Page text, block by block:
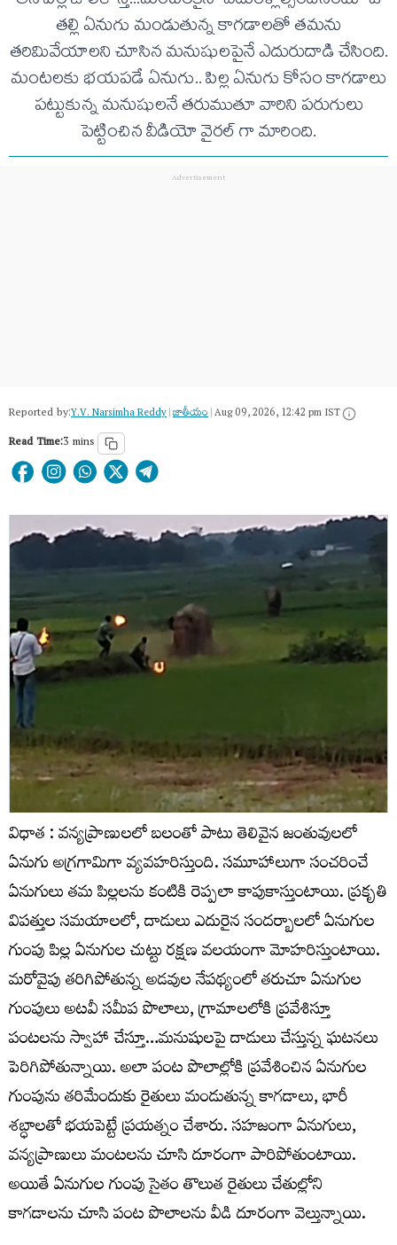
తల్లి ఏనుగు మండుతున్న కాగడాలతో తమను
తరిమివేయాలని చూసిన మనుషులపైనే ఎదురుదాడి చేసింది.
మంటలకు భయపడే ఏనుగు.. పిల్ల ఏనుగు కోసం కాగడాలు
పట్టుకున్న మనుషులనే తరుముతూ వారిని పరుగులు
పెట్టించిన వీడియో వైరల్ గా మారింది.
Reported by:Y.V. Narsimha Reddy|జాతీయం|Aug 09, 2026, 12:42 pm IST
Read Time:3 mins
విధాత : వన్యప్రాణులలో బలంతో పాటు తెలివైన జంతువులలో
ఏనుగు అగ్రగామిగా వ్యవహరిస్తుంది. సమూహాలుగా సంచరించే
ఏనుగులు తమ పిల్లలను కంటికి రెప్పలా కాపుకాస్తుంటాయి. ప్రకృతి
విపత్తుల సమయాలలో, దాడులు ఎదురైన సందర్బాలలో ఏనుగుల
గుంపు పిల్ల ఏనుగుల చుట్టు రక్షణ వలయంగా మోహరిస్తుంటాయి.
మరోవైపు తరిగిపోతున్న అడవుల నేపథ్యంలో తరుచూ ఏనుగుల
గుంపులు అటవీ సమీప పొలాలు, గ్రామాలలోకి ప్రవేశిస్తూ
పంటలను స్వాహా చేస్తూ…మనుషులపై దాడులు చేస్తున్న ఘటనలు
పెరిగిపోతున్నాయి. అలా పంట పొలాల్లోకి ప్రవేశించిన ఏనుగుల
గుంపును తరిమేందుకు రైతులు మండుతున్న కాగడాలు, భారీ
శబ్ధాలతో భయపెట్టే ప్రయత్నం చేశారు. సహజంగా ఏనుగులు,
వన్యప్రాణులు మంటలను చూసి దూరంగా పారిపోతుంటాయి.
అయితే ఏనుగుల గుంపు సైతం తొలుత రైతులు చేతుల్లోని
కాగడాలను చూసి పంట పొలాలను వీడి దూరంగా వెల్తున్నాయి.